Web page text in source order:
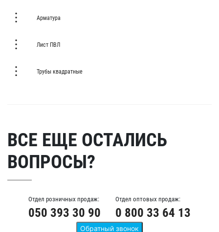
Арматура
Лист ПВЛ
Трубы квадратные
ВСЕ ЕЩЕ ОСТАЛИСЬ
ВОПРОСЫ?
Отдел розничных продаж:
050 393 30 90
Отдел оптовых продаж:
0 800 33 64 13